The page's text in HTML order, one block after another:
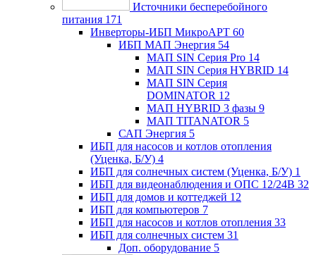
Источники бесперебойного
питания 171
Инверторы-ИБП МикроАРТ 60
ИБП МАП Энергия 54
МАП SIN Серия Pro 14
МАП SIN Серия HYBRID 14
МАП SIN Серия
DOMINATOR 12
МАП HYBRID 3 фазы 9
МАП TITANATOR 5
САП Энергия 5
ИБП для насосов и котлов отопления
(Уценка, Б/У) 4
ИБП для солнечных систем (Уценка, Б/У) 1
ИБП для видеонаблюдения и ОПС 12/24В 32
ИБП для домов и коттеджей 12
ИБП для компьютеров 7
ИБП для насосов и котлов отопления 33
ИБП для солнечных систем 31
Доп. оборудование 5